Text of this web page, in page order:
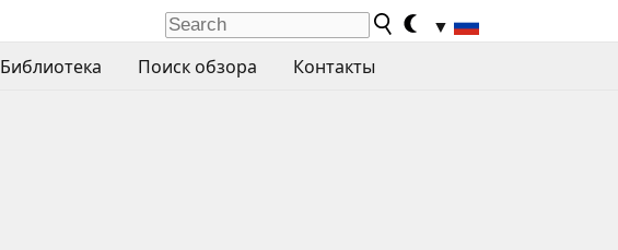
▼
Библиотека Поиск обзора Контакты